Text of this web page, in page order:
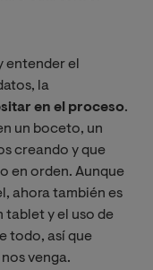
entender el
la
en el proceso.
un boceto, un
creando y que
en orden. Aunque
ahora también es
tablet y el uso de
todo, así que
venga.